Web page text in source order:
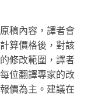
稿內容，譯者會
算價格後，對該
修改範圍，譯者
位翻譯專家的改
價為主。建議在